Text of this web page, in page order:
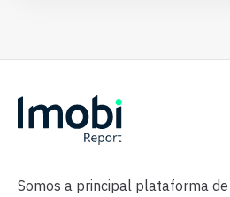
Somos a principal plataforma